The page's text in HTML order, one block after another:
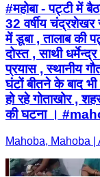
#महोबा - पट्टी में
32 वर्षीय चंद्रशेखर
में डूबा , तालाब की
दोस्त , साथी
प्रयास , स्थानीय
घंटों बीतने के बाद
हो रहे गोताखोर ,
की घटना ।
Mahoba, Mahoba |